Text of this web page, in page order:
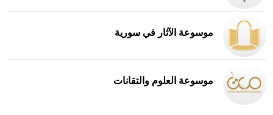
موسوعة الآثار في سورية
موسوعة العلوم والتقانات